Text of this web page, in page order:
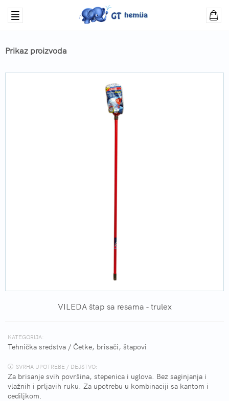
Prikaz proizvoda
VILEDA štap sa resama - trulex
KATEGORIJA:
Tehnička sredstva / Četke, brisači, štapovi
SVRHA UPOTREBE / DEJSTVO:
Za brisanje svih površina, stepenica i uglova. Bez saginjanja i
vlažnih i prljavih ruku. Za upotrebu u kombinaciji sa kantom i
cediljkom.